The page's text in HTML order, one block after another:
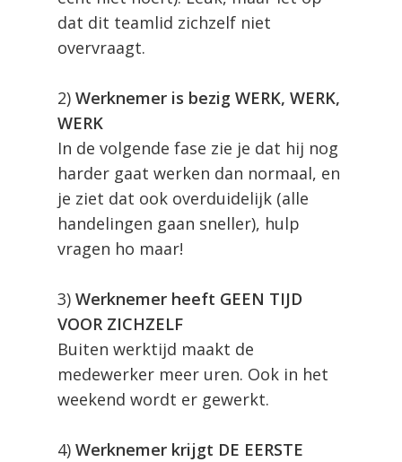
dat dit teamlid zichzelf niet
overvraagt.
2) Werknemer is bezig WERK, WERK,
WERK
In de volgende fase zie je dat hij nog
harder gaat werken dan normaal, en
je ziet dat ook overduidelijk (alle
handelingen gaan sneller), hulp
vragen ho maar!
3) Werknemer heeft GEEN TIJD
VOOR ZICHZELF
Buiten werktijd maakt de
medewerker meer uren. Ook in het
weekend wordt er gewerkt.
4) Werknemer krijgt DE EERSTE